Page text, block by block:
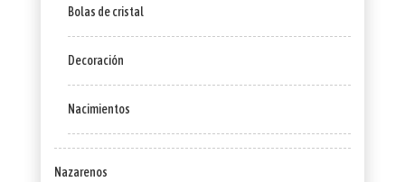
Bolas de cristal
Decoración
Nacimientos
Nazarenos